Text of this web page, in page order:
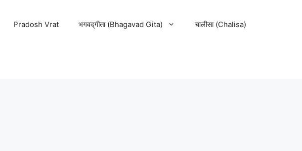
Pradosh Vrat भगवद्‌गीता (Bhagavad Gita) चालीसा (Chalisa)